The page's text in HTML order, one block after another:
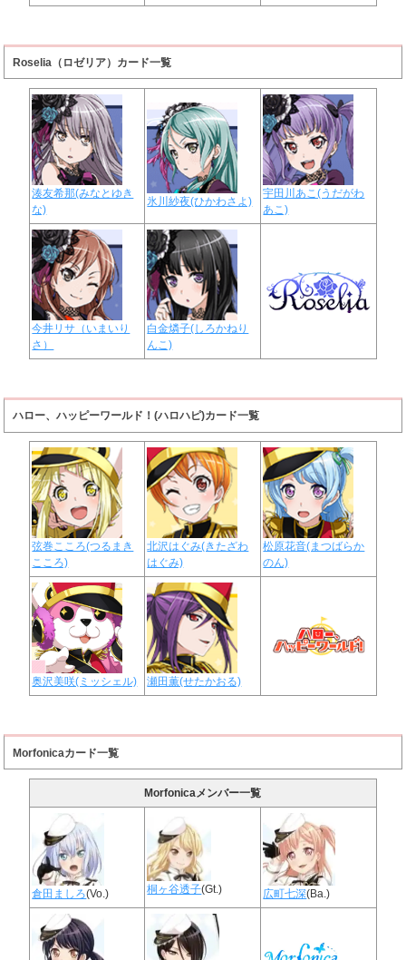
Roselia（ロゼリア）カード一覧
湊友希那(みなとゆき
な)
氷川紗夜(ひかわさよ)
宇田川あこ(うだがわ
あこ)
今井リサ（いまいり
さ）
白金燐子(しろかねり
んこ)
ハロー、ハッピーワールド！(ハロハピ)カード一覧
弦巻こころ(つるまき
こころ)
北沢はぐみ(きたざわ
はぐみ)
松原花音(まつばらか
のん)
奥沢美咲(ミッシェル) 瀬田薫(せたかおる)
Morfonicaカード一覧
Morfonicaメンバー一覧
倉田ましろ(Vo.) 桐ヶ谷透子(Gt.) 広町七深(Ba.)